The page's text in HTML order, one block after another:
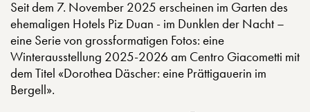
Seit dem 7. November 2025 erscheinen im Garten des
ehemaligen Hotels Piz Duan - im Dunklen der Nacht –
eine Serie von grossformatigen Fotos: eine
Winterausstellung 2025-2026 am Centro Giacometti mit
dem Titel «Dorothea Däscher: eine Prättigauerin im
Bergell».